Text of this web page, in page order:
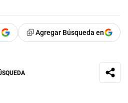
Agregar Búsqueda en